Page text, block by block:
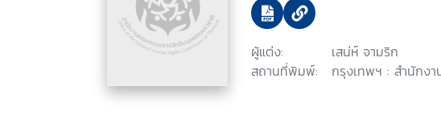
ผู้แต่ง:
เสน่ห์ จามริก
สถานที่พิมพ์:
กรุงเทพฯ : สำนักงา